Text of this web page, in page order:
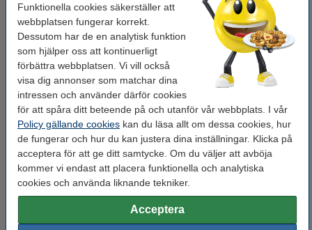
Funktionella cookies säkerställer att
webbplatsen fungerar korrekt.
Dessutom har de en analytisk funktion
som hjälper oss att kontinuerligt
förbättra webbplatsen. Vi vill också
visa dig annonser som matchar dina
intressen och använder därför cookies
för att spåra ditt beteende på och utanför vår webbplats. I vår
Policy gällande cookies kan du läsa allt om dessa cookies, hur
de fungerar och hur du kan justera dina inställningar. Klicka på
acceptera för att ge ditt samtycke. Om du väljer att avböja
kommer vi endast att placera funktionella och analytiska
cookies och använda liknande tekniker.
Acceptera
4
Se specifikationerna och beskrivningen
i lager
Beställ nu så skickar vi på måndag!
Beställ
Glöm inte att beställa!
Daddy Caddy Hållare för Scrub Daddy svampar
49 kr
Scrub Daddy Dish Daddy svamphållare
39 kr
Scrub Daddy Wonder Wash-Up premium diskmedel
39 kr